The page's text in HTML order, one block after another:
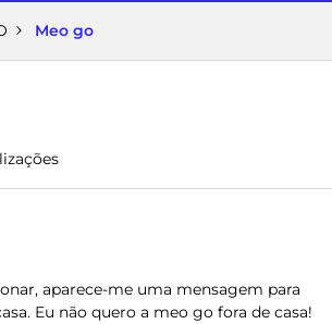
Meo go
aparece-me uma mensagem para
Eu não quero a meo go fora de casa!